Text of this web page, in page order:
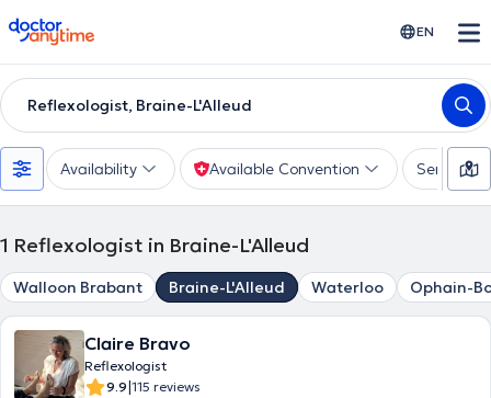
doctoranytime EN
Reflexologist, Braine-L'Alleud
Availability Available Convention Services
1 Reflexologist in Braine-L'Alleud
Walloon Brabant Braine-L'Alleud Waterloo Ophain-
Claire Bravo
Reflexologist
9.9|115 reviews